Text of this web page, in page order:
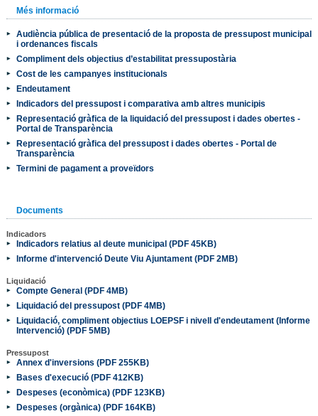
Més informació
Audiència pública de presentació de la proposta de pressupost municipal
i ordenances fiscals
Compliment dels objectius d’estabilitat pressupostària
Cost de les campanyes institucionals
Endeutament
Indicadors del pressupost i comparativa amb altres municipis
Representació gràfica de la liquidació del pressupost i dades obertes -
Portal de Transparència
Representació gràfica del pressupost i dades obertes - Portal de
Transparència
Termini de pagament a proveïdors
Documents
Indicadors
Indicadors relatius al deute municipal (PDF 45KB)
Informe d'intervenció Deute Viu Ajuntament (PDF 2MB)
Liquidació
Compte General (PDF 4MB)
Liquidació del pressupost (PDF 4MB)
Liquidació, compliment objectius LOEPSF i nivell d'endeutament (Informe
Intervenció) (PDF 5MB)
Pressupost
Annex d'inversions (PDF 255KB)
Bases d'execució (PDF 412KB)
Despeses (econòmica) (PDF 123KB)
Despeses (orgànica) (PDF 164KB)